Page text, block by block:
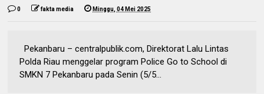
0 fakta media Minggu, 04 Mei 2025
Pekanbaru – centralpublik.com, Direktorat Lalu Lintas
Polda Riau menggelar program Police Go to School di
SMKN 7 Pekanbaru pada Senin (5/5...